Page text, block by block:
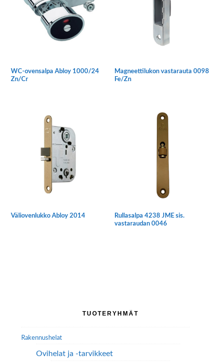
WC-ovensalpa Abloy 1000/24
Zn/Cr
Magneettilukon vastarauta 0098
Fe/Zn
Väliovenlukko Abloy 2014
Rullasalpa 4238 JME sis.
vastaraudan 0046
TUOTERYHMÄT
Rakennushelat
Ovihelat ja -tarvikkeet